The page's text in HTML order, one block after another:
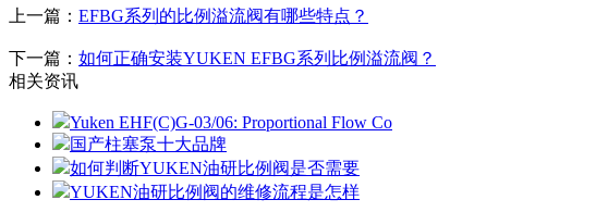
上一篇： EFBG系列的比例溢流阀有哪些特点？
下一篇： 如何正确安装YUKEN EFBG系列比例溢流阀？
相关资讯
Yuken EHF(C)G-03/06: Proportional Flow Co
国产柱塞泵十大品牌
如何判断YUKEN油研比例阀是否需要
YUKEN油研比例阀的维修流程是怎样